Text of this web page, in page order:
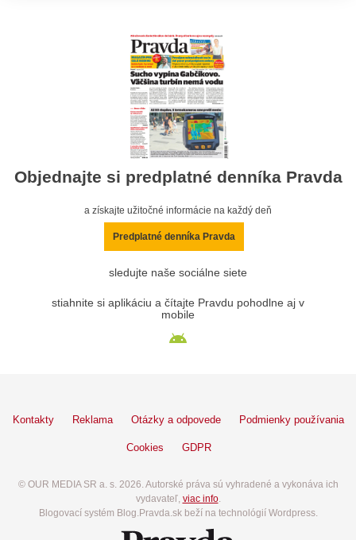
Objednajte si predplatné denníka Pravda
a získajte užitočné informácie na každý deň
Predplatné denníka Pravda
sledujte naše sociálne siete
stiahnite si aplikáciu a čítajte Pravdu pohodlne aj v
mobile
Kontakty Reklama Otázky a odpovede Podmienky používania
Cookies GDPR
© OUR MEDIA SR a. s. 2026. Autorské práva sú vyhradené a vykonáva ich
vydavateľ, viac info.
Blogovací systém Blog.Pravda.sk beží na technológií Wordpress.